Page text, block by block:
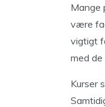
Mange
være
vigtigt
med de
Kurser